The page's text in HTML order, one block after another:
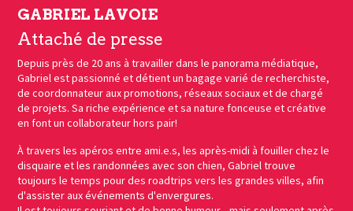
GABRIEL LAVOIE
Attaché de presse
Depuis près de 20 ans à travailler dans le panorama médiatique,
Gabriel est passionné et détient un bagage varié de recherchiste,
de coordonnateur aux promotions, réseaux sociaux et de chargé
de projets. Sa riche expérience et sa nature fonceuse et créative
en font un collaborateur hors pair!
À travers les apéros entre ami.e.s, les après-midi à fouiller chez le
disquaire et les randonnées avec son chien, Gabriel trouve
toujours le temps pour des roadtrips vers les grandes villes, afin
d'assister aux événements d'envergures.